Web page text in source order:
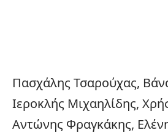
Πασχάλης Τσαρούχας,
Ιεροκλής Μιχαηλίδης,
Αντώνης Φραγκάκης,